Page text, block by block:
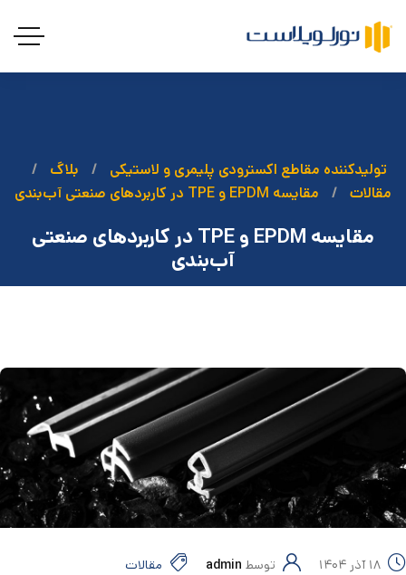
تولیدکننده مقاطع اکسترودی پلیمری و لاستیکی
بلاگ
مقالات
مقایسه EPDM و TPE در کاربردهای صنعتی آب‌بندی
مقایسه EPDM و TPE در کاربردهای صنعتی
آب‌بندی
۱۸ آذر ۱۴۰۴ توسط admin مقالات